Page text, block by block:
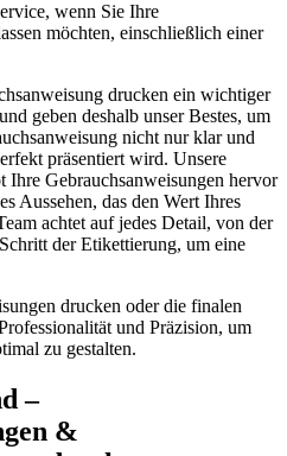
wenn Sie Ihre
möchten, einschließlich einer
drucken ein wichtiger
geben deshalb unser Bestes, um
nicht nur klar und
präsentiert wird. Unsere
Ihre Gebrauchsanweisungen hervor
Aussehen, das den Wert Ihres
achtet auf jedes Detail, von der
der Etikettierung, um eine
drucken oder die finalen
und Präzision, um
zu gestalten.
–
&